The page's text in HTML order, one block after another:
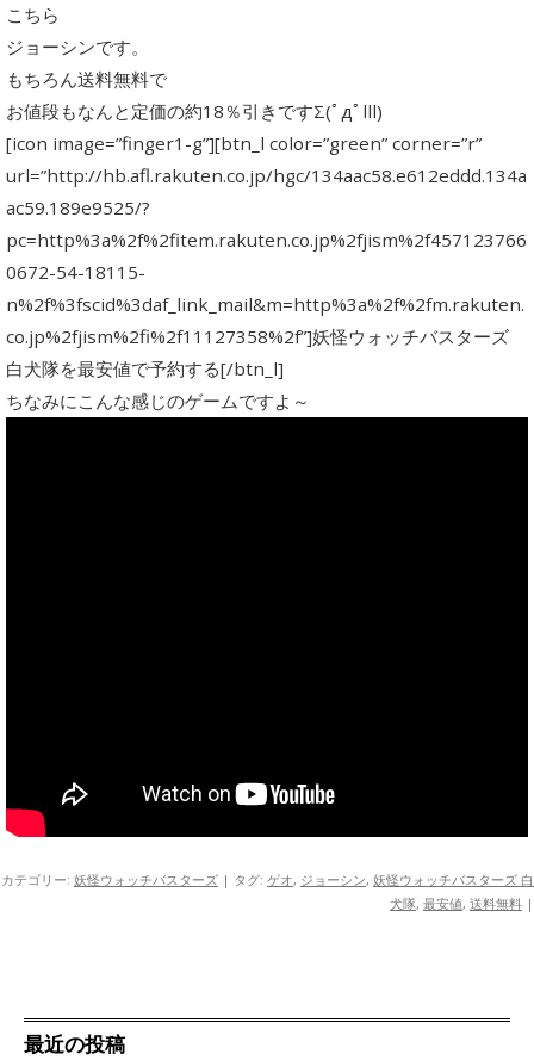
こちら
ジョーシンです。
もちろん送料無料で
お値段もなんと定価の約18％引きですΣ(ﾟдﾟlll)
[icon image=”finger1-g”][btn_l color=”green” corner=”r”
url=”http://hb.afl.rakuten.co.jp/hgc/134aac58.e612eddd.134a
ac59.189e9525/?
pc=http%3a%2f%2fitem.rakuten.co.jp%2fjism%2f457123766
0672-54-18115-
n%2f%3fscid%3daf_link_mail&m=http%3a%2f%2fm.rakuten.
co.jp%2fjism%2fi%2f11127358%2f”]妖怪ウォッチバスターズ
白犬隊を最安値で予約する[/btn_l]
ちなみにこんな感じのゲームですよ～
カテゴリー: 妖怪ウォッチバスターズ | タグ: ゲオ, ジョーシン, 妖怪ウォッチバスターズ 白
犬隊, 最安値, 送料無料 |
最近の投稿